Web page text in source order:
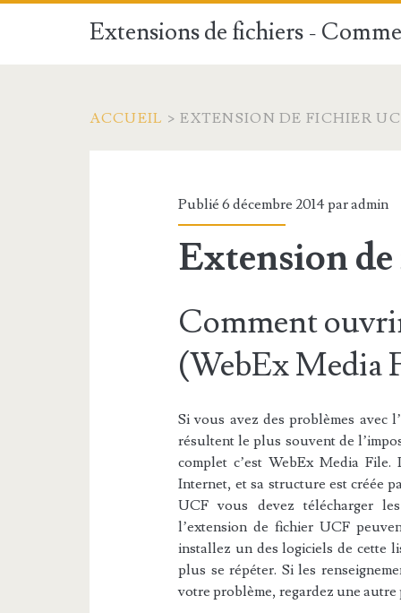
Extensions de fichiers -
ACCUEIL > EXTENSION DE FICHIER
Publié 6 décembre 2014 paradmin
Extension
Comment
(WebEx Media
Si vous avez des problèmes avec
résultent le plus souvent de
complet c’est WebEx Media
Internet, et sa structure est créée
UCF vous devez télécharger
l’extension de fichier UCF
installez un des logiciels de cette
plus se répéter. Si les
votre problème, regardez une autre